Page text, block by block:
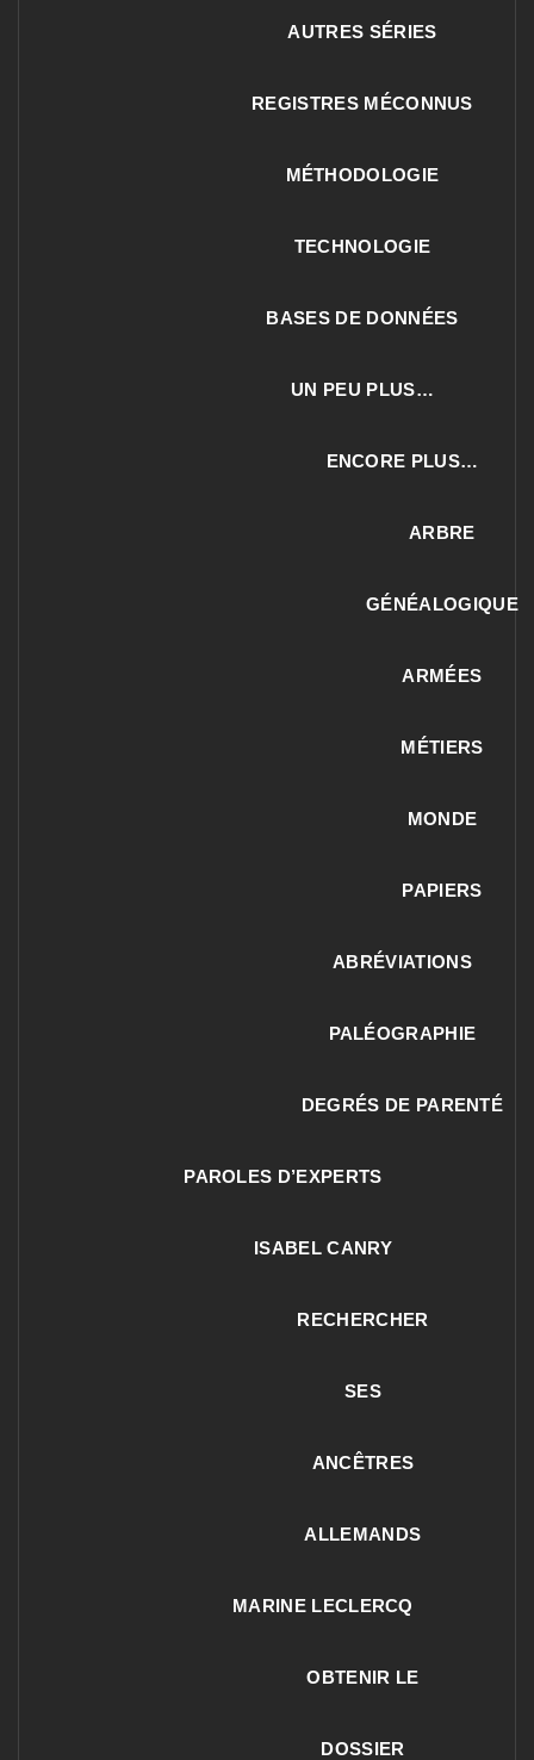
AUTRES SÉRIES
REGISTRES MÉCONNUS
MÉTHODOLOGIE
TECHNOLOGIE
BASES DE DONNÉES
UN PEU PLUS…
ENCORE PLUS…
ARBRE
GÉNÉALOGIQUE
ARMÉES
MÉTIERS
MONDE
PAPIERS
ABRÉVIATIONS
PALÉOGRAPHIE
DEGRÉS DE PARENTÉ
PAROLES D’EXPERTS
ISABEL CANRY
RECHERCHER
SES
ANCÊTRES
ALLEMANDS
MARINE LECLERCQ
OBTENIR LE
DOSSIER